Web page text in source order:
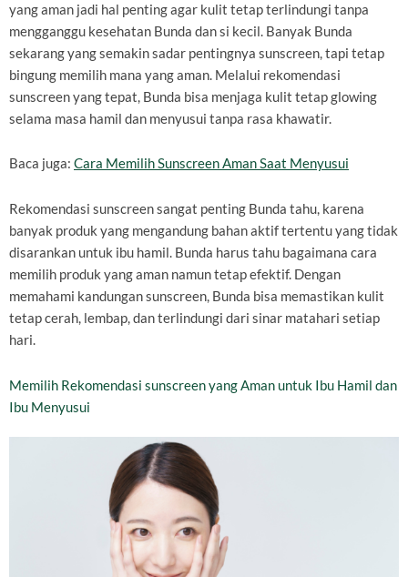
yang aman jadi hal penting agar kulit tetap terlindungi tanpa
mengganggu kesehatan Bunda dan si kecil. Banyak Bunda
sekarang yang semakin sadar pentingnya sunscreen, tapi tetap
bingung memilih mana yang aman. Melalui rekomendasi
sunscreen yang tepat, Bunda bisa menjaga kulit tetap glowing
selama masa hamil dan menyusui tanpa rasa khawatir.
Baca juga: Cara Memilih Sunscreen Aman Saat Menyusui
Rekomendasi sunscreen sangat penting Bunda tahu, karena
banyak produk yang mengandung bahan aktif tertentu yang tidak
disarankan untuk ibu hamil. Bunda harus tahu bagaimana cara
memilih produk yang aman namun tetap efektif. Dengan
memahami kandungan sunscreen, Bunda bisa memastikan kulit
tetap cerah, lembap, dan terlindungi dari sinar matahari setiap
hari.
Memilih Rekomendasi sunscreen yang Aman untuk Ibu Hamil dan
Ibu Menyusui